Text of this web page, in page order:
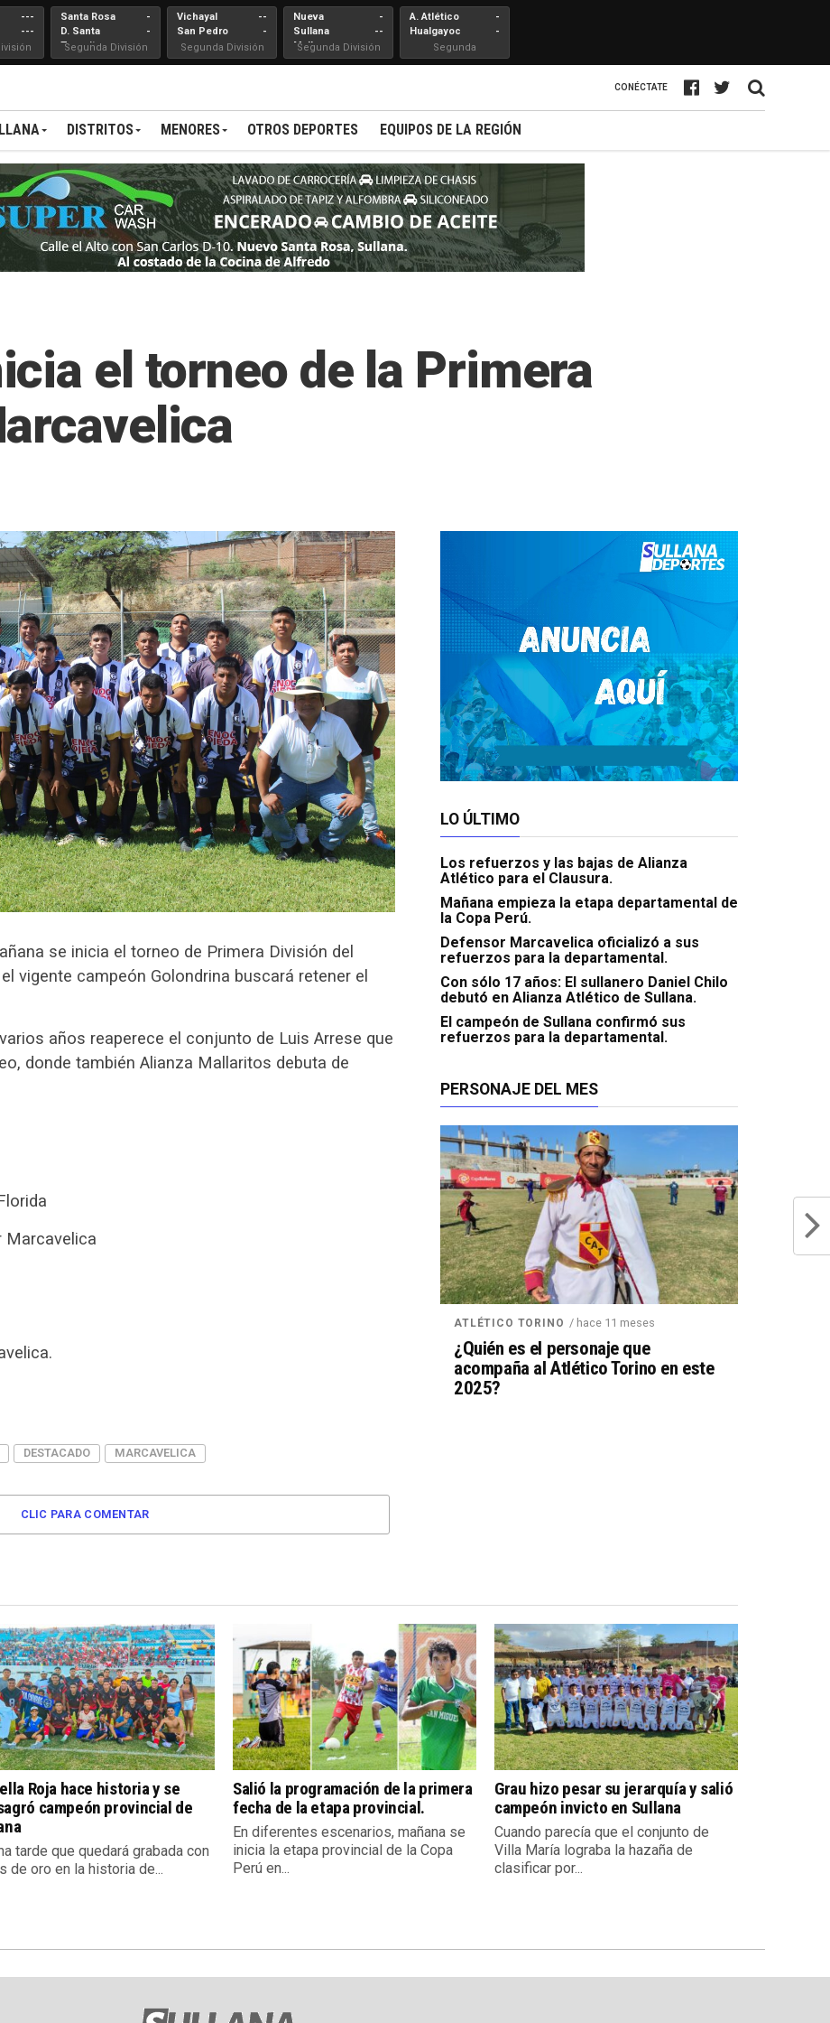
---
---
Santa Rosa
D. Santa
Teresita
-
-
Segunda División
Vichayal
San Pedro
--
-
Segunda División
Nueva
Sullana
Mallares
-
--
Segunda División
A. Atlético
Hualgayoc
-
-
Segunda
Profesional
CONÉCTATE
DISTRITOS MENORES OTROS DEPORTES EQUIPOS DE LA REGIÓN
el torneo de la Primera
se inicia el torneo de Primera División del
vigente campeón Golondrina buscará retener el
años reaperece el conjunto de Luis Arrese que
donde también Alianza Mallaritos debuta de
Marcavelica
DESTACADO MARCAVELICA
CLIC PARA COMENTAR
LO ÚLTIMO
Los refuerzos y las bajas de Alianza
Atlético para el Clausura.
Mañana empieza la etapa departamental de
la Copa Perú.
Defensor Marcavelica oficializó a sus
refuerzos para la departamental.
Con sólo 17 años: El sullanero Daniel Chilo
debutó en Alianza Atlético de Sullana.
El campeón de Sullana confirmó sus
refuerzos para la departamental.
PERSONAJE DEL MES
ATLÉTICO TORINO / hace 11 meses
¿Quién es el personaje que
acompaña al Atlético Torino en este
2025?
Roja hace historia y se
campeón provincial de
tarde que quedará grabada con
de oro en la historia de...
Salió la programación de la primera
fecha de la etapa provincial.
En diferentes escenarios, mañana se
inicia la etapa provincial de la Copa
Perú en...
Grau hizo pesar su jerarquía y salió
campeón invicto en Sullana
Cuando parecía que el conjunto de
Villa María lograba la hazaña de
clasificar por...